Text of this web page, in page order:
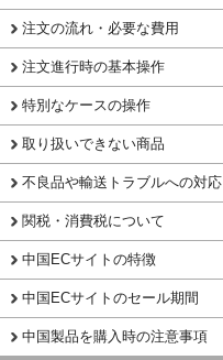
注文の流れ・必要な費用
注文進行時の基本操作
特別なケースの操作
取り扱いできない商品
不良品や輸送トラブルへの対応
関税・消費税について
中国ECサイトの特徴
中国ECサイトのセール期間
中国製品を購入時の注意事項